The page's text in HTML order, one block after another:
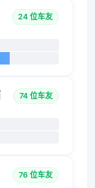
24 位车友
74 位车友
76 位车友